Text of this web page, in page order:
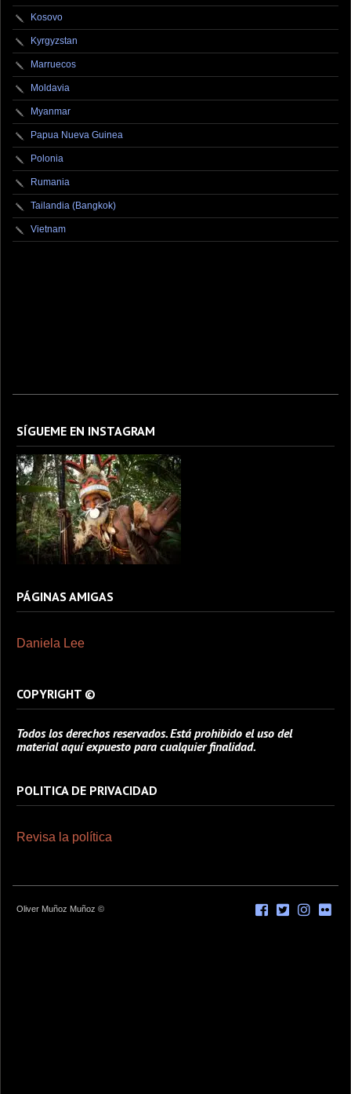
Kosovo
Kyrgyzstan
Marruecos
Moldavia
Myanmar
Papua Nueva Guinea
Polonia
Rumania
Tailandia (Bangkok)
Vietnam
SÍGUEME EN INSTAGRAM
PÁGINAS AMIGAS
Daniela Lee
COPYRIGHT ©
Todos los derechos reservados. Está prohibido el uso del
material aquí expuesto para cualquier finalidad.
POLITICA DE PRIVACIDAD
Revisa la política
Oliver Muñoz Muñoz ©